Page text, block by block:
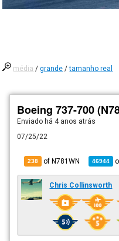
média /grande /tamanho real
Boeing 737-700
Enviado há 4 anos atrás
07/25/22
238 of N781WN 46944
Chris Collinsworth